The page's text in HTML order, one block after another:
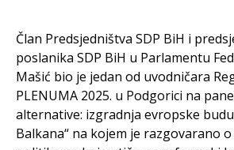
Član Predsjedništva SDP BiH i
poslanika SDP BiH u Parlamentu
Mašić bio je jedan od uvodničara
PLENUMA 2025. u Podgorici na
alternative: izgradnja evropske
Balkana“ na kojem je razgovarano